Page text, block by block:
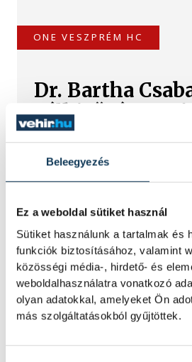
Beleegyezés
Ez a weboldal sütiket használ
Sütiket használunk a tartalmak és
funkciók biztosításához, valamint
közösségi média-, hirdető- és
weboldalhasználatra vonatkozó
olyan adatokkal, amelyeket Ön
más szolgáltatásokból gyűjtöttek.
ONE VESZPRÉM HC
Dr. Bartha
célkitűzés a
döntője
Huszonkét játékossal
Veszprém férfi
szezonnyitó
vezérigazgató
címek begyűjtése
döntőjébe jutás is
TÁMOGATOTT TARTALOM